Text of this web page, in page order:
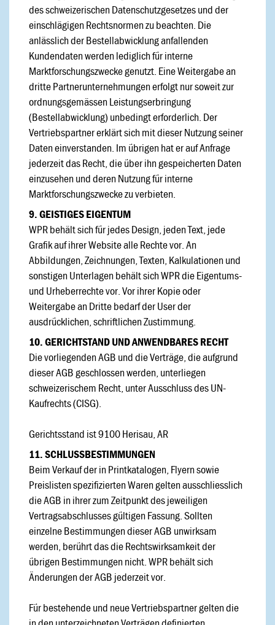
des schweizerischen Datenschutzgesetzes und der
einschlägigen Rechtsnormen zu beachten. Die
anlässlich der Bestellabwicklung anfallenden
Kundendaten werden lediglich für interne
Marktforschungszwecke genutzt. Eine Weitergabe an
dritte Partnerunternehmungen erfolgt nur soweit zur
ordnungsgemässen Leistungserbringung
(Bestellabwicklung) unbedingt erforderlich. Der
Vertriebspartner erklärt sich mit dieser Nutzung seiner
Daten einverstanden. Im übrigen hat er auf Anfrage
jederzeit das Recht, die über ihn gespeicherten Daten
einzusehen und deren Nutzung für interne
Marktforschungszwecke zu verbieten.
9. GEISTIGES EIGENTUM
WPR behält sich für jedes Design, jeden Text, jede
Grafik auf ihrer Website alle Rechte vor. An
Abbildungen, Zeichnungen, Texten, Kalkulationen und
sonstigen Unterlagen behält sich WPR die Eigentums-
und Urheberrechte vor. Vor ihrer Kopie oder
Weitergabe an Dritte bedarf der User der
ausdrücklichen, schriftlichen Zustimmung.
10. GERICHTSTAND UND ANWENDBARES RECHT
Die vorliegenden AGB und die Verträge, die aufgrund
dieser AGB geschlossen werden, unterliegen
schweizerischem Recht, unter Ausschluss des UN-
Kaufrechts (CISG).
Gerichtsstand ist 9100 Herisau, AR
11. SCHLUSSBESTIMMUNGEN
Beim Verkauf der in Printkatalogen, Flyern sowie
Preislisten spezifizierten Waren gelten ausschliesslich
die AGB in ihrer zum Zeitpunkt des jeweiligen
Vertragsabschlusses gültigen Fassung. Sollten
einzelne Bestimmungen dieser AGB unwirksam
werden, berührt das die Rechtswirksamkeit der
übrigen Bestimmungen nicht. WPR behält sich
Änderungen der AGB jederzeit vor.
Für bestehende und neue Vertriebspartner gelten die